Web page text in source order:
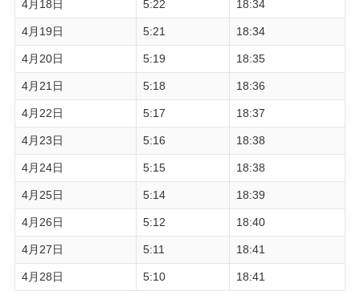
4月18日 5:22 18:34
4月19日 5:21 18:34
4月20日 5:19 18:35
4月21日 5:18 18:36
4月22日 5:17 18:37
4月23日 5:16 18:38
4月24日 5:15 18:38
4月25日 5:14 18:39
4月26日 5:12 18:40
4月27日 5:11 18:41
4月28日 5:10 18:41